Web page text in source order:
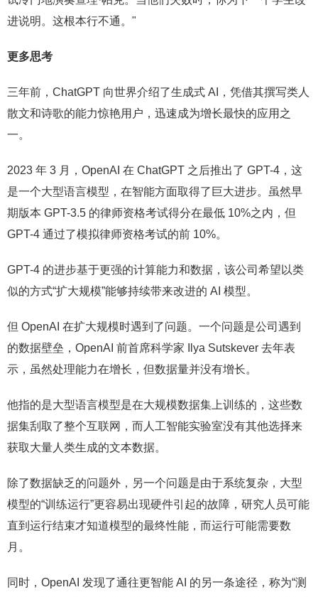
进说明。这根本行不通。"
更多思考
三年前，ChatGPT 向世界介绍了生成式 AI，凭借其撰写类人
散文和诗歌的能力惊艳用户，迅速成为增长最快的应用之
一。
2023 年 3 月，OpenAI 在 ChatGPT 之后推出了 GPT-4，这
是一个大型语言模型，在智能方面取得了巨大进步。虽然早
期版本 GPT-3.5 的律师资格考试得分在最低 10%之内，但
GPT-4 通过了模拟律师资格考试的前 10%。
GPT-4 的进步基于更强的计算能力和数据，该公司希望以类
似的方式“扩大规模”能够持续带来改进的 AI 模型。
但 OpenAI 在扩大规模时遇到了问题。一个问题是公司遇到
的数据壁垒，OpenAI 前首席科学家 Ilya Sutskever 去年表
示，虽然处理能力在增长，但数据量并没有增长。
他指的是大型语言模型是在大规模数据集上训练的，这些数
据集刮取了整个互联网，而人工智能实验室没有其他选择来
获取大量人类生成的文本数据。
除了数据缺乏的问题外，另一个问题是由于系统复杂，大型
模型的“训练运行”更容易出现硬件引起的故障，研究人员可能
直到运行结束才知道模型的最终性能，而运行可能需要数
月。
同时，OpenAI 发现了通往更智能 AI 的另一条途径，称为“测